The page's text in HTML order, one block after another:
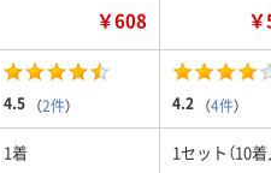
￥608
4.5 （2件） 4.2 （4件）
1着 1セット（10着